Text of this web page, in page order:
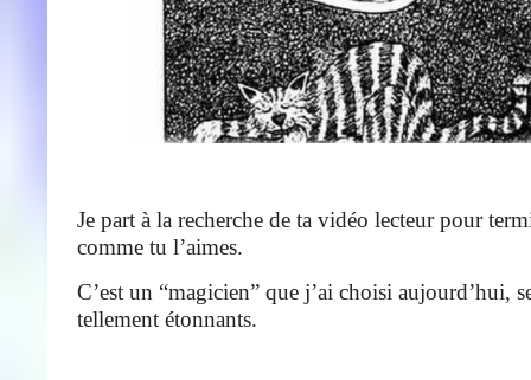
Je part à la recherche de ta vidéo lecteur pour
comme tu l’aimes.
C’est un “magicien” que j’ai choisi aujourd’hui,
tellement étonnants.